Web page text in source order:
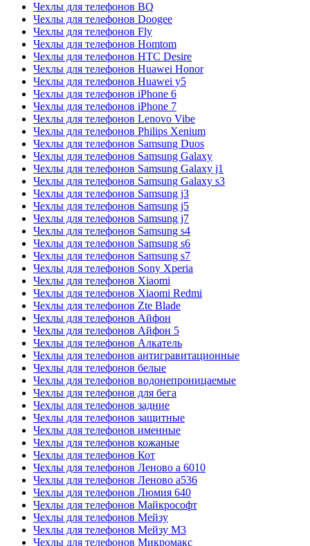
Чехлы для телефонов BQ
Чехлы для телефонов Doogee
Чехлы для телефонов Fly
Чехлы для телефонов Homtom
Чехлы для телефонов HTC Desire
Чехлы для телефонов Huawei Honor
Чехлы для телефонов Huawei y5
Чехлы для телефонов iPhone 6
Чехлы для телефонов iPhone 7
Чехлы для телефонов Lenovo Vibe
Чехлы для телефонов Philips Xenium
Чехлы для телефонов Samsung Duos
Чехлы для телефонов Samsung Galaxy
Чехлы для телефонов Samsung Galaxy j1
Чехлы для телефонов Samsung Galaxy s3
Чехлы для телефонов Samsung j3
Чехлы для телефонов Samsung j5
Чехлы для телефонов Samsung j7
Чехлы для телефонов Samsung s4
Чехлы для телефонов Samsung s6
Чехлы для телефонов Samsung s7
Чехлы для телефонов Sony Xperia
Чехлы для телефонов Xiaomi
Чехлы для телефонов Xiaomi Redmi
Чехлы для телефонов Zte Blade
Чехлы для телефонов Айфон
Чехлы для телефонов Айфон 5
Чехлы для телефонов Алкатель
Чехлы для телефонов антигравитационные
Чехлы для телефонов белые
Чехлы для телефонов водонепроницаемые
Чехлы для телефонов для бега
Чехлы для телефонов задние
Чехлы для телефонов защитные
Чехлы для телефонов именные
Чехлы для телефонов кожаные
Чехлы для телефонов Кот
Чехлы для телефонов Леново а 6010
Чехлы для телефонов Леново а536
Чехлы для телефонов Люмия 640
Чехлы для телефонов Майкрософт
Чехлы для телефонов Мейзу
Чехлы для телефонов Мейзу М3
Чехлы для телефонов Микромакс